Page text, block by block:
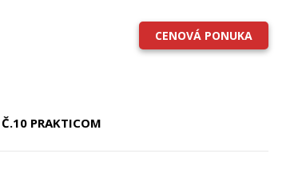
CENOVÁ PONUKA
Č.10 PRAKTICOM